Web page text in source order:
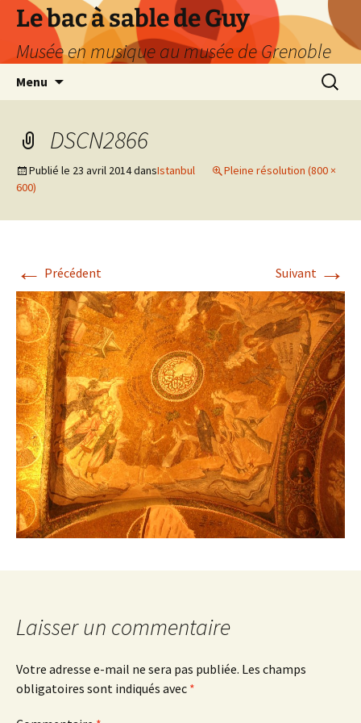
Le bac à sable de Guy
Musée en musique au musée de Grenoble
Menu
DSCN2866
Publié le 23 avril 2014dansIstanbul
Pleine résolution (800 ×
600)
← Précédent Suivant →
Laisser un commentaire
Votre adresse e-mail ne sera pas publiée. Les champs
obligatoires sont indiqués avec *